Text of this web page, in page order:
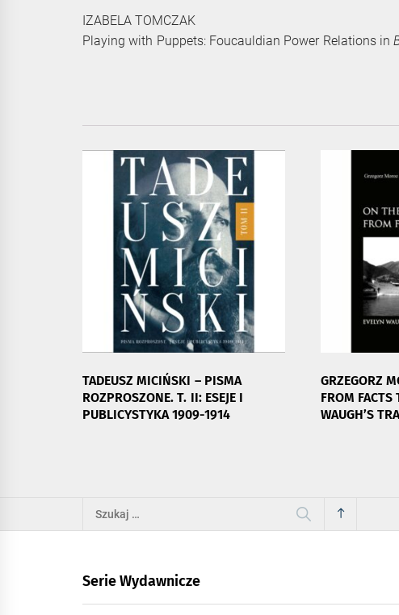
IZABELA TOMCZAK
Playing with Puppets: Foucauldian Power Relations in
TADEUSZ MICIŃSKI – PISMA
ROZPROSZONE. T. II: ESEJE I
PUBLICYSTYKA 1909-1914
GRZEGORZ
FROM FACTS
WAUGH’S
Szukaj:
Serie Wydawnicze